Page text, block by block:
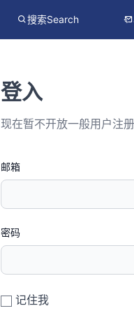
搜索Search
登入
现在暂不开放一般用户注册
邮箱
密码
记住我